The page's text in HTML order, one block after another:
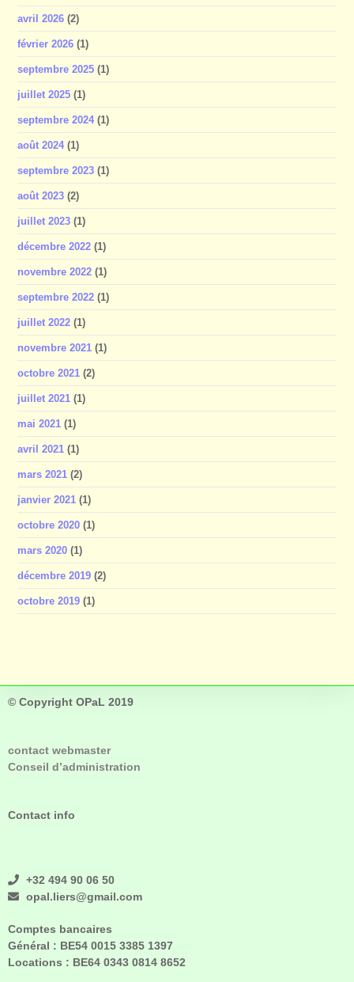
avril 2026 (2)
février 2026 (1)
septembre 2025 (1)
juillet 2025 (1)
septembre 2024 (1)
août 2024 (1)
septembre 2023 (1)
août 2023 (2)
juillet 2023 (1)
décembre 2022 (1)
novembre 2022 (1)
septembre 2022 (1)
juillet 2022 (1)
novembre 2021 (1)
octobre 2021 (2)
juillet 2021 (1)
mai 2021 (1)
avril 2021 (1)
mars 2021 (2)
janvier 2021 (1)
octobre 2020 (1)
mars 2020 (1)
décembre 2019 (2)
octobre 2019 (1)
© Copyright OPaL 2019
contact webmaster
Conseil d’administration
Contact info
+32 494 90 06 50
opal.liers@gmail.com
Comptes bancaires
Général : BE54 0015 3385 1397
Locations : BE64 0343 0814 8652